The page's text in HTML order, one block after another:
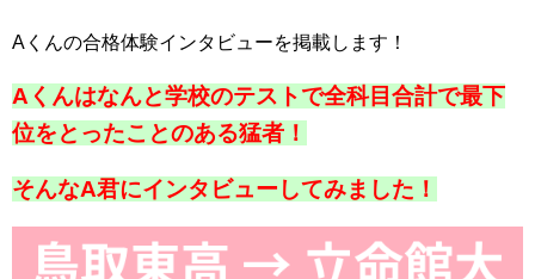
Aくんの合格体験インタビューを掲載します！
Aくんはなんと学校のテストで全科目合計で最下
位をとったことのある猛者！
そんなA君にインタビューしてみました！